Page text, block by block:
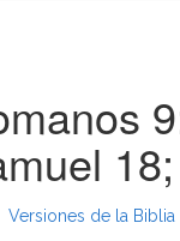
Versiones de la Biblia